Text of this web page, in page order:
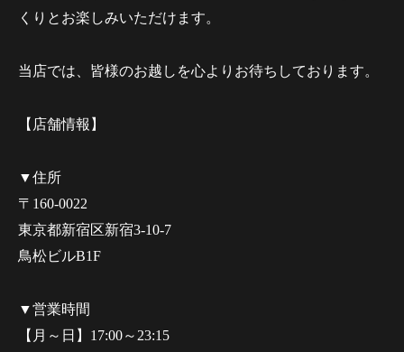
くりとお楽しみいただけます。
当店では、皆様のお越しを心よりお待ちしております。
【店舗情報】
▼住所
〒160-0022
東京都新宿区新宿3-10-7
鳥松ビルB1F
▼営業時間
【月～日】17:00～23:15